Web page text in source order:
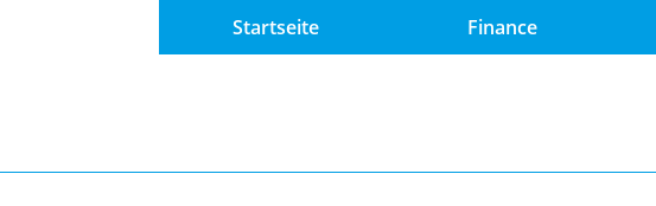
Startseite Finance